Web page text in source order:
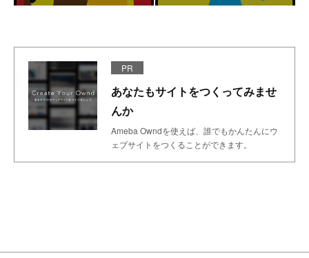
PR
あなたもサイトをつくってみませ
んか
Ameba Owndを使えば、誰でもかんたんにウ
ェブサイトをつくることができます。